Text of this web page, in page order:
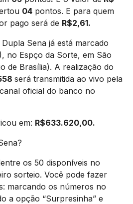
04 pontos. E para quem
pago será de R$2,61.
Sena já está marcado
no Espço da Sorte, em São
de Brasília). A realização do
será transmitida ao vivo pela
oficial do banco no
em: R$633.620,00.
os 50 disponíveis no
sorteio. Você pode fazer
marcando os números no
a opção “Surpresinha” e